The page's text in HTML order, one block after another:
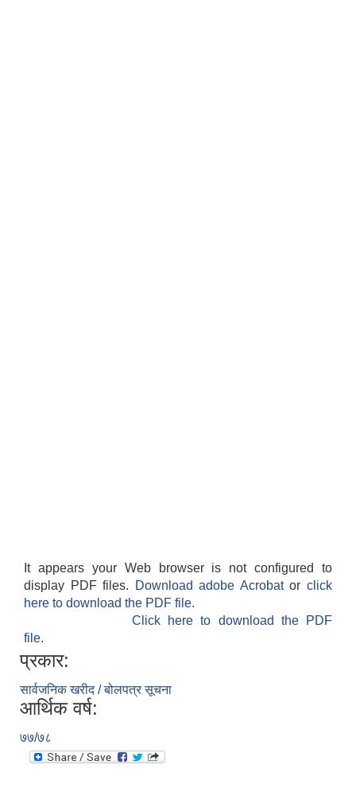
It appears your Web browser is not configured to
display PDF files.
Download adobe Acrobatorclick
here to download the PDF file.
Click here to download the PDF
file.
प्रकार:
सार्वजनिक खरीद / बोलपत्र सूचना
आर्थिक वर्ष:
७७/७८